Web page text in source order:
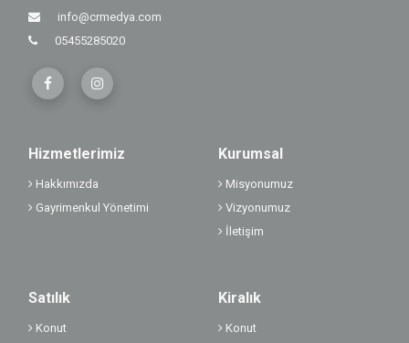
info@crmedya.com
05455285020
Hizmetlerimiz
Hakkımızda
Gayrimenkul Yönetimi
Kurumsal
Misyonumuz
Vizyonumuz
İletişim
Satılık
Konut
Kiralık
Konut